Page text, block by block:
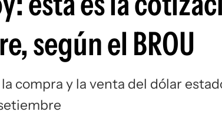
según el BROU
compra y la venta del dólar